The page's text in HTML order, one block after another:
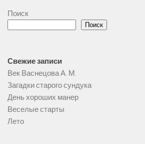
Поиск
Поиск
Свежие записи
Век Васнецова А. М.
Загадки старого сундука
День хороших манер
Веселые старты
Лето